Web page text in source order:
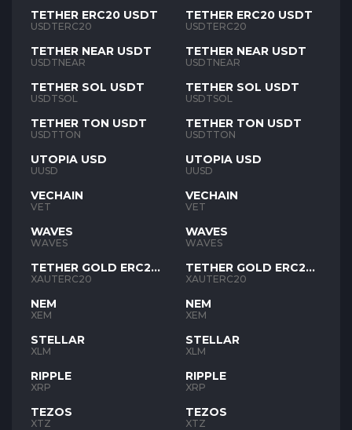
TETHER ERC20 USDT
USDTERC20
TETHER NEAR USDT
USDTNEAR
TETHER SOL USDT
USDTSOL
TETHER TON USDT
USDTTON
UTOPIA USD
UUSD
VECHAIN
VET
WAVES
WAVES
TETHER GOLD ERC20
XAUT
XAUTERC20
NEM
XEM
STELLAR
XLM
RIPPLE
XRP
TEZOS
XTZ
TETHER ERC20 USDT
USDTERC20
TETHER NEAR USDT
USDTNEAR
TETHER SOL USDT
USDTSOL
TETHER TON USDT
USDTTON
UTOPIA USD
UUSD
VECHAIN
VET
WAVES
WAVES
TETHER GOLD ERC20
XAUT
XAUTERC20
NEM
XEM
STELLAR
XLM
RIPPLE
XRP
TEZOS
XTZ